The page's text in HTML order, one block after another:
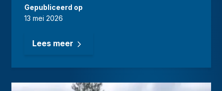
Gepubliceerd op
13 mei 2026
Lees meer